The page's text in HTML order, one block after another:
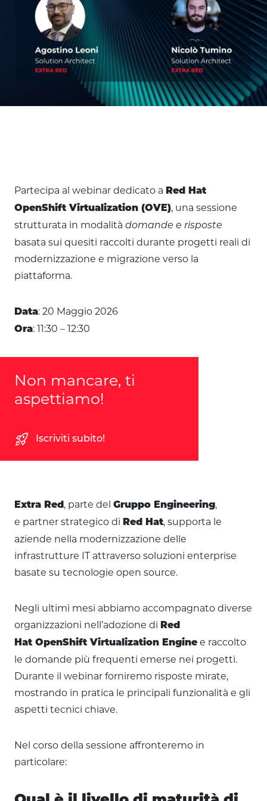
Partecipa al webinar dedicato a Red Hat
OpenShift Virtualization (OVE), una sessione
strutturata in modalità domande e risposte
basata sui quesiti raccolti durante progetti reali di
modernizzazione e migrazione verso la
piattaforma.
Data: 20 Maggio 2026
Ora: 11:30 – 12:30
Non mancare, ti
aspettiamo!
rocket_launch Iscriviti subito!
Extra Red, parte del Gruppo Engineering,
e partner strategico di Red Hat, supporta le
aziende nella modernizzazione delle
infrastrutture IT attraverso soluzioni enterprise
basate su tecnologie open source.
Negli ultimi mesi abbiamo accompagnato diverse
organizzazioni nell’adozione di Red
Hat OpenShift Virtualization Engine e raccolto
le domande più frequenti emerse nei progetti.
Durante il webinar forniremo risposte mirate,
mostrando in pratica le principali funzionalità e gli
aspetti tecnici chiave.
Nel corso della sessione affronteremo in
particolare: